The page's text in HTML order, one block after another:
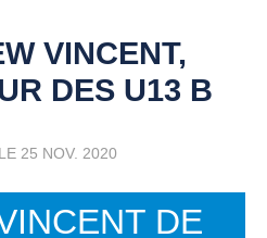
VINCENT,
DES U13 B
25 NOV. 2020
DE